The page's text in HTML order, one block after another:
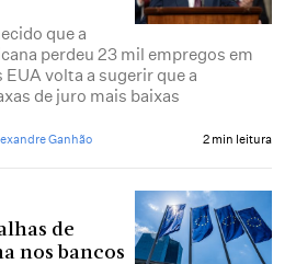
que a
perdeu 23 mil empregos em
volta a sugerir que a
de juro mais baixas
Ganhão 2 min leitura
de
nos bancos